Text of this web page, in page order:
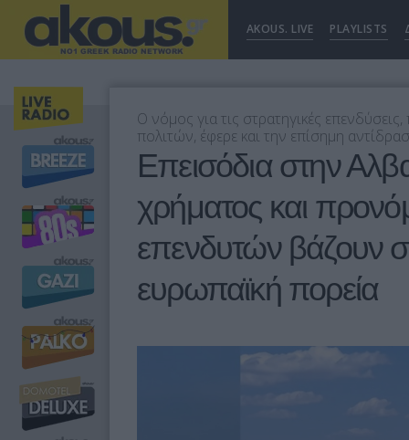
AKOUS. LIVE PLAYLISTS
Ο νόμος για τις στρατηγικές
πολιτών, έφερε και την επίσημη
Επεισόδια στην
χρήματος και
επενδυτών βάζουν
ευρωπαϊκή πορεία